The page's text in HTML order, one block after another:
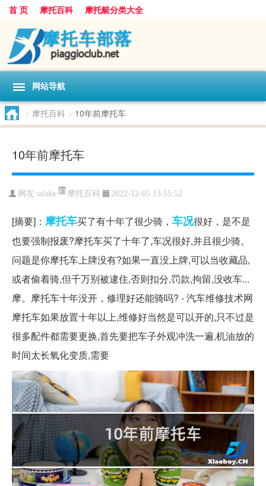
首 页 摩托百科 摩托艇分类大全
网站导航
> 摩托百科 > 10年前摩托车
10年前摩托车
网友:sslake 摩托百科 2022-12-05 13:55:52
[摘要]： 摩托车买了有十年了很少骑， 车况很好，是不是
也要强制报废?摩托车买了十年了,车况很好,并且很少骑。
问题是你摩托车上牌没有?如果一直没上牌,可以当收藏品,
或者偷着骑,但千万别被逮住,否则扣分,罚款,拘留,没收车...
摩。摩托车十年没开，修理好还能骑吗? - 汽车维修技术网
摩托车如果放置十年以上,维修好当然是可以开的,只不过是
很多配件都需要更换,首先要把车子外观冲洗一遍,机油放的
时间太长氧化变质,需要